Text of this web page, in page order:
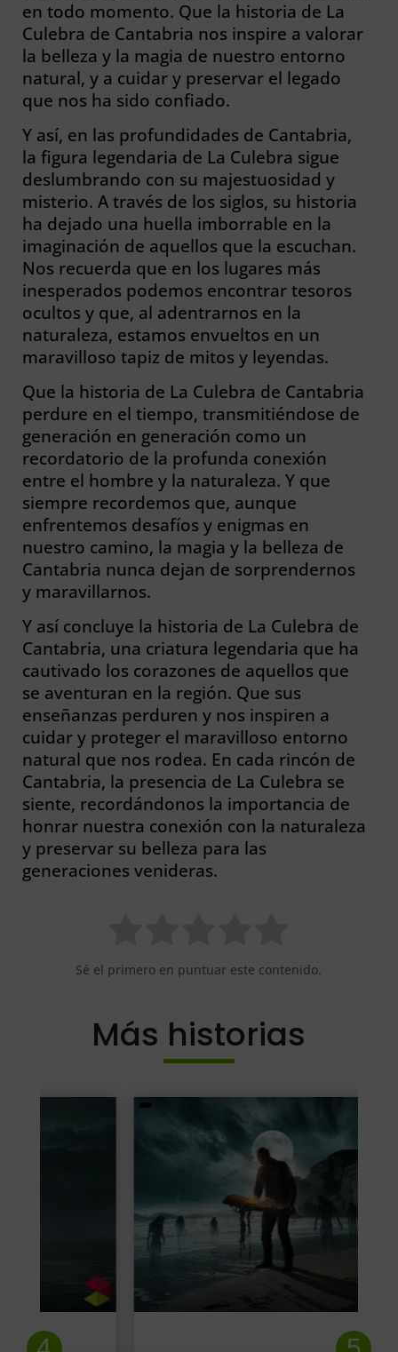
en todo momento. Que la historia de La
Culebra de Cantabria nos inspire a valorar
la belleza y la magia de nuestro entorno
natural, y a cuidar y preservar el legado
que nos ha sido confiado.
Y así, en las profundidades de Cantabria,
la figura legendaria de La Culebra sigue
deslumbrando con su majestuosidad y
misterio. A través de los siglos, su historia
ha dejado una huella imborrable en la
imaginación de aquellos que la escuchan.
Nos recuerda que en los lugares más
inesperados podemos encontrar tesoros
ocultos y que, al adentrarnos en la
naturaleza, estamos envueltos en un
maravilloso tapiz de mitos y leyendas.
Que la historia de La Culebra de Cantabria
perdure en el tiempo, transmitiéndose de
generación en generación como un
recordatorio de la profunda conexión
entre el hombre y la naturaleza. Y que
siempre recordemos que, aunque
enfrentemos desafíos y enigmas en
nuestro camino, la magia y la belleza de
Cantabria nunca dejan de sorprendernos
y maravillarnos.
Y así concluye la historia de La Culebra de
Cantabria, una criatura legendaria que ha
cautivado los corazones de aquellos que
se aventuran en la región. Que sus
enseñanzas perduren y nos inspiren a
cuidar y proteger el maravilloso entorno
natural que nos rodea. En cada rincón de
Cantabria, la presencia de La Culebra se
siente, recordándonos la importancia de
honrar nuestra conexión con la naturaleza
y preservar su belleza para las
generaciones venideras.
Sé el primero en puntuar este contenido.
Más historias